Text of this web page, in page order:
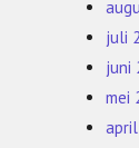
juli
juni
mei